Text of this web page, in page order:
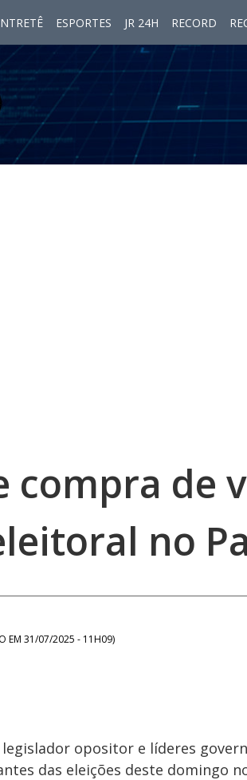
ESPORTES JR 24H RECORD
compra de
no
EM 31/07/2025 - 11H09)
opositor e líderes
das eleições deste domingo